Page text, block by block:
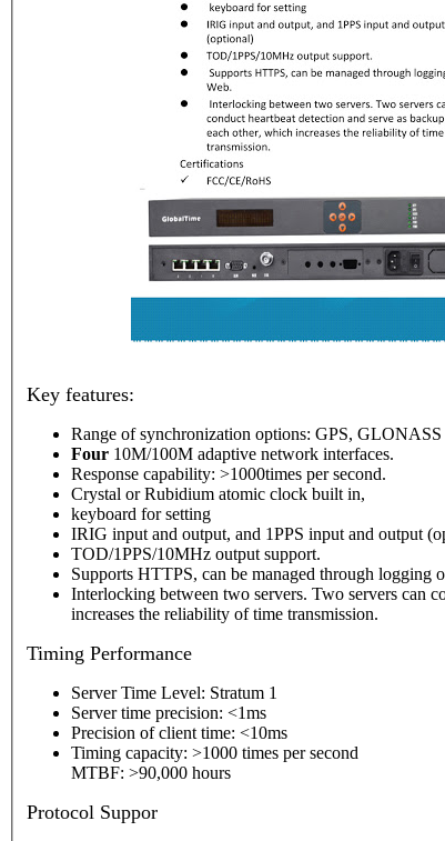
Key features:
Range of synchronization options: GPS,
Four 10M/100M adaptive network interfaces.
Response capability: >1000times per second.
Crystal or Rubidium atomic clock built in,
keyboard for setting
IRIG input and output, and 1PPS input and output
TOD/1PPS/10MHz output support.
Supports HTTPS, can be managed through logging
Interlocking between two servers. Two servers can
increases the reliability of time transmission.
Timing Performance
Server Time Level: Stratum 1
Server time precision: <1ms
Precision of client time: <10ms
Timing capacity: >1000 times per second
MTBF: >90,000 hours
Protocol Suppor